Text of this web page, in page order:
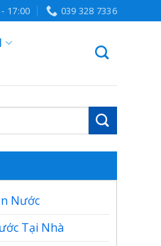
17:00 039 328 7336
Nước
Tại Nhà